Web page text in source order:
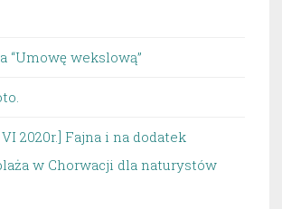
“Umowę wekslową”
2020r.] Fajna i na dodatek
w Chorwacji dla naturystów